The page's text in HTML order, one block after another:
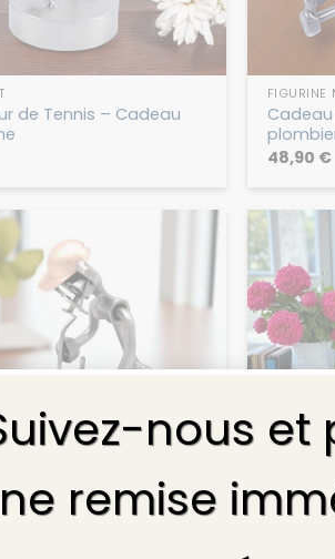
nous et
remise
de Tennis – Cadeau
FIGURINE
48,90 €